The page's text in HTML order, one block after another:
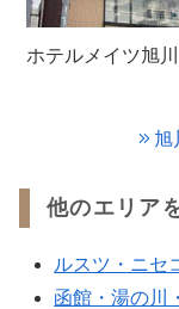
ホテルメイツ旭川
旭
他のエリア
ルスツ・ニセ
函館・湯の川